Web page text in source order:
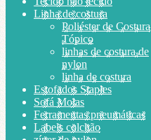
Linha de costura
Poliéster de Costura
Tópico
linhas de costura de
nylon
linha de costura
Estofados Staples
Sofá Molas
Ferramentas pneumáticas
Labels colchão